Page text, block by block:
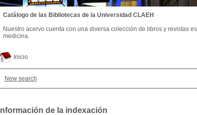
Inicio
New search
Información de la indexación
Catálogo de las Bibliotecas de la Universidad CLAEH
Nuestro acervo cuenta con una diversa colección de libros y revistas
medicina.